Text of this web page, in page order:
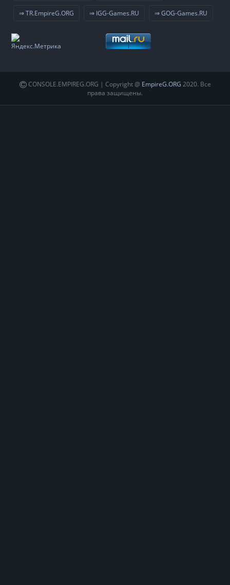
⇒ TR.EmpireG.ORG ⇒ IGG-Games.RU ⇒ GOG-Games.RU
CONSOLE.EMPIREG.ORG | Copyright @ EmpireG.ORG 2020. Все
права защищены.